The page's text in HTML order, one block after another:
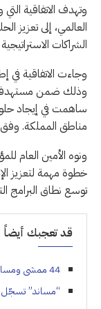
وتهدف الاتفاقية
العالمي، إلى تعزيز
الشراكات
وجاءت الاتفاقية في
مناطق المملكة. وفق
ونوه الأمين العام
خطوة مهمة لتعزيز
توسع نطاق البرامج
قد تعجبك أيضاً
44 ممشى ومسار دراجات تعزز الرياضة في الجوف
“مساند” تسجّل 853 ألف عقد جديد للعمالة بـ 2024